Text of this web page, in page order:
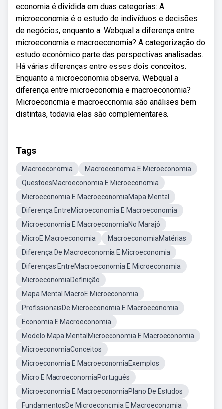
economia é dividida em duas categorias: A
microeconomia é o estudo de indivíduos e decisões
de negócios, enquanto a. Webqual a diferença entre
microeconomia e macroeconomia? A categorização do
estudo econômico parte das perspectivas analisadas.
Há várias diferenças entre esses dois conceitos.
Enquanto a microeconomia observa. Webqual a
diferença entre microeconomia e macroeconomia?
Microeconomia e macroeconomia são análises bem
distintas, todavia elas são complementares.
Tags
Macroeconomia
Macroeconomia E Microeconomia
QuestoesMacroeconomia E Microeconomia
Microeconomia E MacroeconomiaMapa Mental
Diferença EntreMicroeconomia E Macroeconomia
Microeconomia E MacroeconomiaNo Marajó
MicroE Macroeconomia
MacroeconomiaMatérias
Diferença De Macroeconomia E Microeconomia
Diferenças EntreMacroeconomia E Microeconomia
MicroeconomiaDefinição
Mapa Mental MacroE Microeconomia
ProfissionaisDe Microeconomia E Macroeconomia
Economia E Macroeconomia
Modelo Mapa MentalMicroeconomia E Macroeconomia
MicroeconomiaConceitos
Microeconomia E MacroeconomiaExemplos
Micro E MacroeconomiaPortuguês
Microeconomia E MacroeconomiaPlano De Estudos
FundamentosDe Microeconomia E Macroeconomia